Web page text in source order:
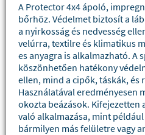
A Protector 4x4 ápoló,
bőrhöz. Védelmet biztosít a
a nyirkosság és nedvesség
velúrra, textilre és klimatikus
es anyagra is alkalmazható. A
köszönhetően hatékony
ellen, mind a cipők, táskák,
Használatával eredményesen
okozta beázások. Kifejezetten
való alkalmazása, mint
bármilyen más felületre vagy